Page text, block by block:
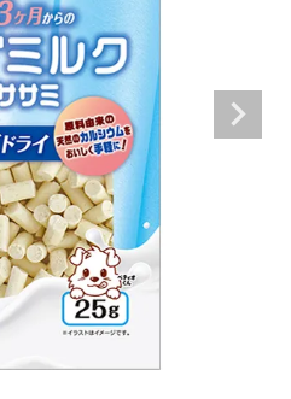
person 新規会員登録